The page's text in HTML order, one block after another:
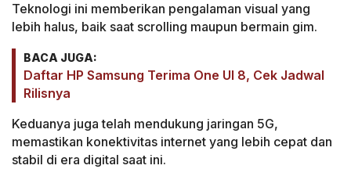
Teknologi ini memberikan pengalaman visual yang
lebih halus, baik saat scrolling maupun bermain gim.
BACA JUGA:
Daftar HP Samsung Terima One UI 8, Cek Jadwal
Rilisnya
Keduanya juga telah mendukung jaringan 5G,
memastikan konektivitas internet yang lebih cepat dan
stabil di era digital saat ini.